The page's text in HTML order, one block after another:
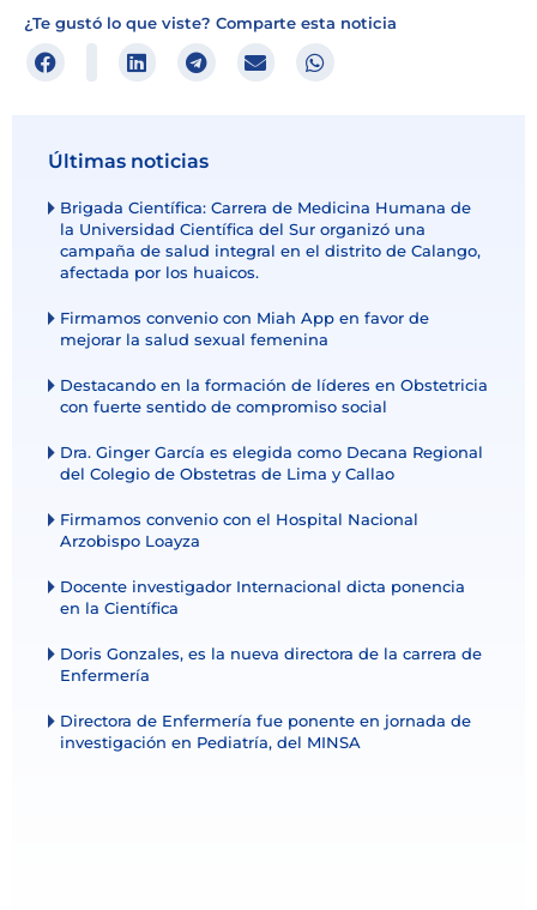
¿Te gustó lo que viste? Comparte esta noticia
Últimas noticias
Brigada Científica: Carrera de Medicina Humana de
la Universidad Científica del Sur organizó una
campaña de salud integral en el distrito de Calango,
afectada por los huaicos.
Firmamos convenio con Miah App en favor de
mejorar la salud sexual femenina
Destacando en la formación de líderes en Obstetricia
con fuerte sentido de compromiso social
Dra. Ginger García es elegida como Decana Regional
del Colegio de Obstetras de Lima y Callao
Firmamos convenio con el Hospital Nacional
Arzobispo Loayza
Docente investigador Internacional dicta ponencia
en la Científica
Doris Gonzales, es la nueva directora de la carrera de
Enfermería
Directora de Enfermería fue ponente en jornada de
investigación en Pediatría, del MINSA